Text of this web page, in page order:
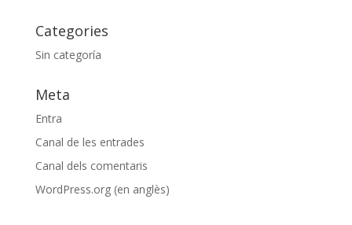
Categories
Sin categoría
Meta
Entra
Canal de les entrades
Canal dels comentaris
WordPress.org (en anglès)